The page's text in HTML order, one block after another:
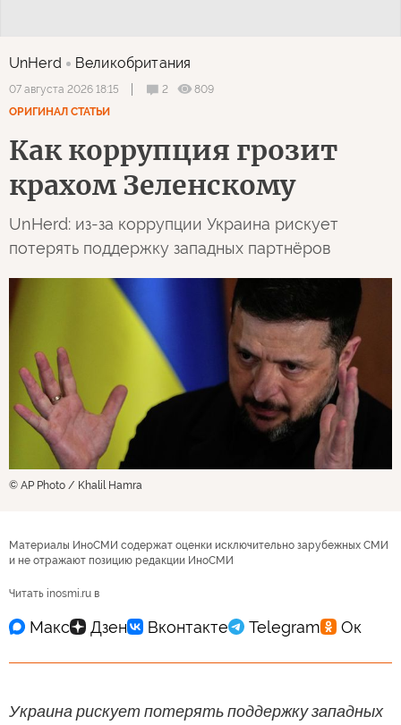
UnHerd Великобритания
07 августа 2026 18:15 2
809
ОРИГИНАЛ СТАТЬИ
Как коррупция грозит
крахом Зеленскому
UnHerd: из-за коррупции Украина рискует
потерять поддержку западных партнёров
© AP Photo / Khalil Hamra
Материалы ИноСМИ содержат оценки исключительно зарубежных СМИ
и не отражают позицию редакции ИноСМИ
Читать inosmi.ru в
Украина рискует потерять поддержку западных